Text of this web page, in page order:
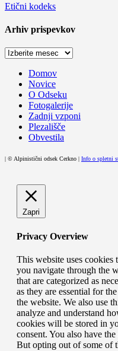
Etični kodeks
Arhiv prispevkov
Arhiv
Domov
Novice
O Odseku
Fotogalerije
Zadnji vzponi
Plezališče
Obvestila
| © Alpinistični odsek Cerkno | Info o spletni
Zapri
Privacy Overview
This website uses
you navigate through the
that are categorized as
as they are essential for
the website. We also use
analyze and understand
cookies will be stored in
consent. You also have
But opting out of some of